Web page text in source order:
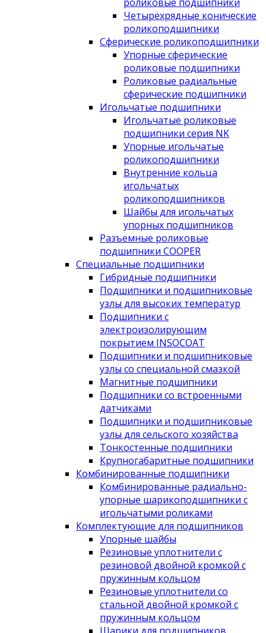
Четырёхрядные конические
роликоподшипники
Сферические роликоподшипники
Упорные сферические
роликовые подшипники
Роликовые радиальные
сферические подшипники
Игольчатые подшипники
Игольчатые роликовые
подшипники серия NK
Упорные игольчатые
роликоподшипники
Внутренние кольца
игольчатых
роликоподшипников
Шайбы для игольчатых
упорных подшипников
Разъемные роликовые
подшипники COOPER
Специальные подшипники
Гибридные подшипники
Подшипники и подшипниковые
узлы для высоких температур
Подшипники с
электроизолирующим
покрытием INSOCOAT
Подшипники и подшипниковые
узлы со специальной смазкой
Магнитные подшипники
Подшипники со встроенными
датчиками
Подшипники и подшипниковые
узлы для сельского хозяйства
Тонкостенные подшипники
Крупногабаритные подшипники
Комбинированные подшипники
Комбинированные радиально-
упорные шарикоподшипники с
игольчатыми роликами
Комплектующие для подшипников
Упорные шайбы
Резиновые уплотнители с
резиновой двойной кромкой с
пружинным кольцом
Резиновые уплотнители со
стальной двойной кромкой с
пружинным кольцом